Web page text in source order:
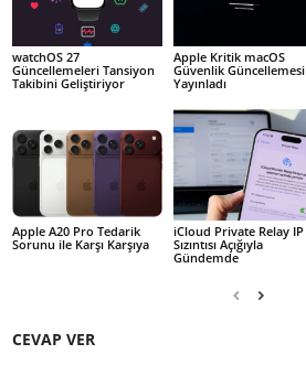
watchOS 27
Güncellemeleri Tansiyon
Takibini Geliştiriyor
Apple Kritik macOS
Güvenlik Güncellemesi
Yayınladı
Apple A20 Pro Tedarik
Sorunu ile Karşı Karşıya
iCloud Private Relay IP
Sızıntısı Açığıyla
Gündemde
CEVAP VER